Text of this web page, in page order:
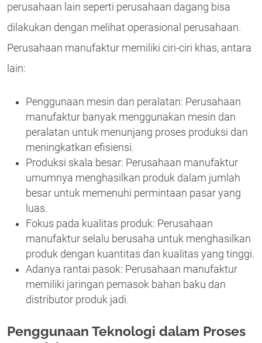
perusahaan lain seperti perusahaan dagang bisa
dilakukan dengan melihat operasional perusahaan.
Perusahaan manufaktur memiliki ciri-ciri khas, antara
lain:
Penggunaan mesin dan peralatan: Perusahaan
manufaktur banyak menggunakan mesin dan
peralatan untuk menunjang proses produksi dan
meningkatkan efisiensi.
Produksi skala besar: Perusahaan manufaktur
umumnya menghasilkan produk dalam jumlah
besar untuk memenuhi permintaan pasar yang
luas.
Fokus pada kualitas produk: Perusahaan
manufaktur selalu berusaha untuk menghasilkan
produk dengan kuantitas dan kualitas yang tinggi.
Adanya rantai pasok: Perusahaan manufaktur
memiliki jaringan pemasok bahan baku dan
distributor produk jadi.
Penggunaan Teknologi dalam Proses